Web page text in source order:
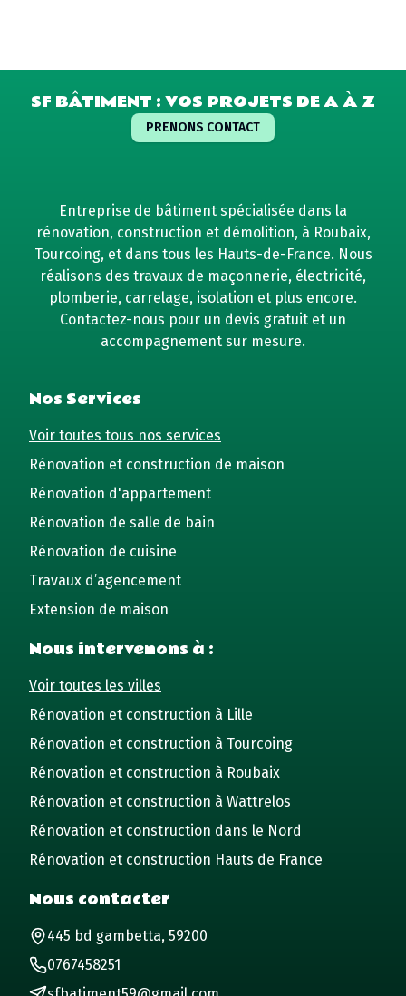
SF BÂTIMENT : VOS PROJETS DE A À Z
PRENONS CONTACT
Entreprise de bâtiment spécialisée dans la
rénovation, construction et démolition, à Roubaix,
Tourcoing, et dans tous les Hauts-de-France. Nous
réalisons des travaux de maçonnerie, électricité,
plomberie, carrelage, isolation et plus encore.
Contactez-nous pour un devis gratuit et un
accompagnement sur mesure.
Nos Services
Voir toutes tous nos services
Rénovation et construction de maison
Rénovation d'appartement
Rénovation de salle de bain
Rénovation de cuisine
Travaux d’agencement
Extension de maison
Nous intervenons à :
Voir toutes les villes
Rénovation et construction à Lille
Rénovation et construction à Tourcoing
Rénovation et construction à Roubaix
Rénovation et construction à Wattrelos
Rénovation et construction dans le Nord
Rénovation et construction Hauts de France
Nous contacter
445 bd gambetta, 59200
0767458251